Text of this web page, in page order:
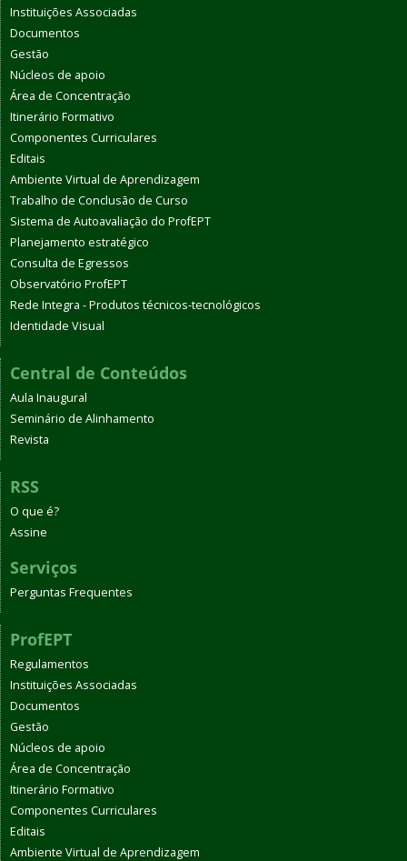
Instituições Associadas
Documentos
Gestão
Núcleos de apoio
Área de Concentração
Itinerário Formativo
Componentes Curriculares
Editais
Ambiente Virtual de Aprendizagem
Trabalho de Conclusão de Curso
Sistema de Autoavaliação do ProfEPT
Planejamento estratégico
Consulta de Egressos
Observatório ProfEPT
Rede Integra - Produtos técnicos-tecnológicos
Identidade Visual
Central de Conteúdos
Aula Inaugural
Seminário de Alinhamento
Revista
RSS
O que é?
Assine
Serviços
Perguntas Frequentes
ProfEPT
Regulamentos
Instituições Associadas
Documentos
Gestão
Núcleos de apoio
Área de Concentração
Itinerário Formativo
Componentes Curriculares
Editais
Ambiente Virtual de Aprendizagem